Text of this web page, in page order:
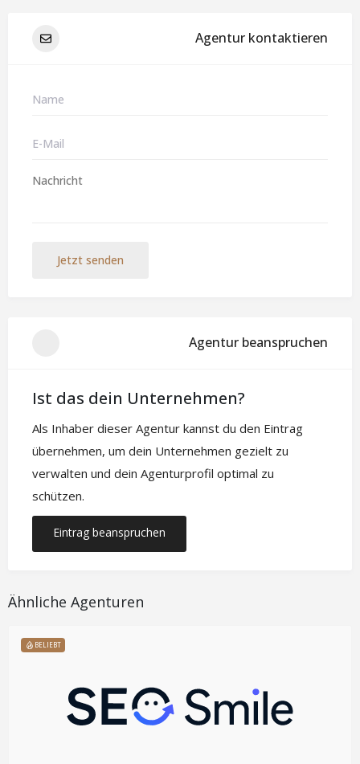
Agentur kontaktieren
Jetzt senden
Agentur beanspruchen
Ist das dein Unternehmen?
Als Inhaber dieser Agentur kannst du den Eintrag
übernehmen, um dein Unternehmen gezielt zu
verwalten und dein Agenturprofil optimal zu
schützen.
Eintrag beanspruchen
Ähnliche Agenturen
BELIEBT